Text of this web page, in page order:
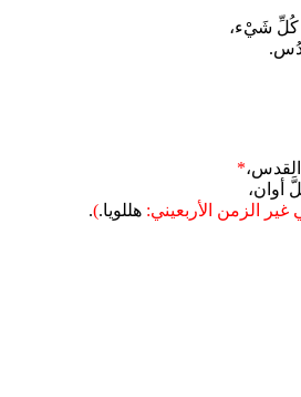
كُلِّ شَيْء،
القدس،*
أوان،
غير الزمن الأربعيني: هللويا.)
.